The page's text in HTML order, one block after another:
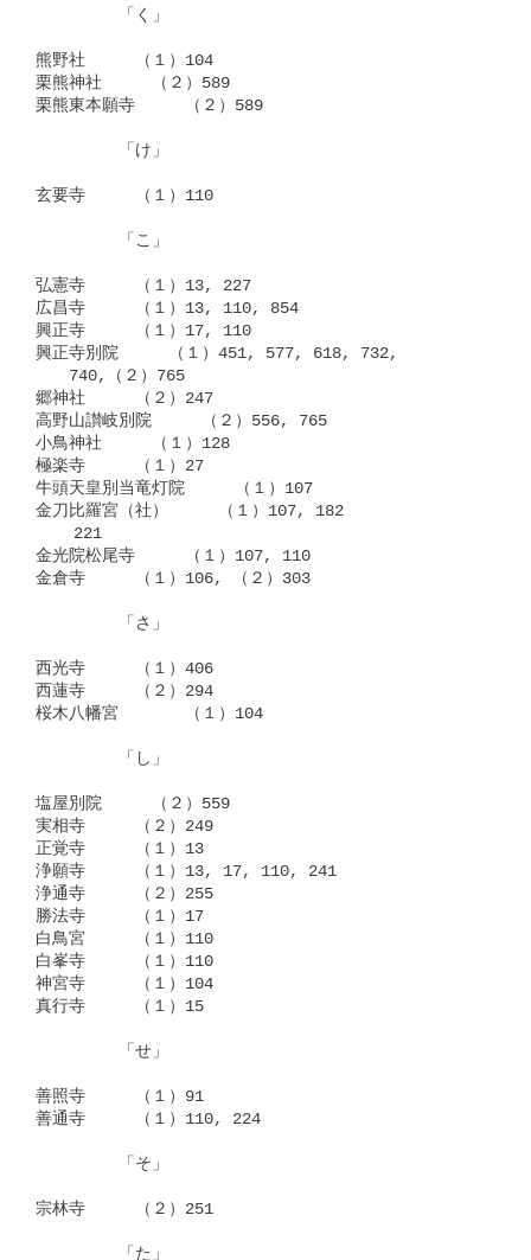
「く」
熊野社　　　（１）104
栗熊神社　　　（２）589
栗熊東本願寺　　　（２）589
「け」
玄要寺　　　（１）110
「こ」
弘憲寺　　　（１）13, 227
広昌寺　　　（１）13, 110, 854
興正寺　　　（１）17, 110
興正寺別院　　　（１）451, 577, 618, 732,
740,（２）765
郷神社　　　（２）247
高野山讃岐別院　　　（２）556, 765
小鳥神社　　　（１）128
極楽寺　　　（１）27
牛頭天皇別当竜灯院　　　（１）107
金刀比羅宮（社）　　　（１）107, 182
    221
金光院松尾寺　　　（１）107, 110
金倉寺　　　（１）106, （２）303
「さ」
西光寺　　　（１）406
西蓮寺　　　（２）294
桜木八幡宮　　　　（１）104
「し」
塩屋別院　　　（２）559
実相寺　　　（２）249
正覚寺　　　（１）13
浄願寺　　　（１）13, 17, 110, 241
浄通寺　　　（２）255
勝法寺　　　（１）17
白鳥宮　　　（１）110
白峯寺　　　（１）110
神宮寺　　　（１）104
真行寺　　　（１）15
「せ」
善照寺　　　（１）91
善通寺　　　（１）110, 224
「そ」
宗林寺　　　（２）251
「た」